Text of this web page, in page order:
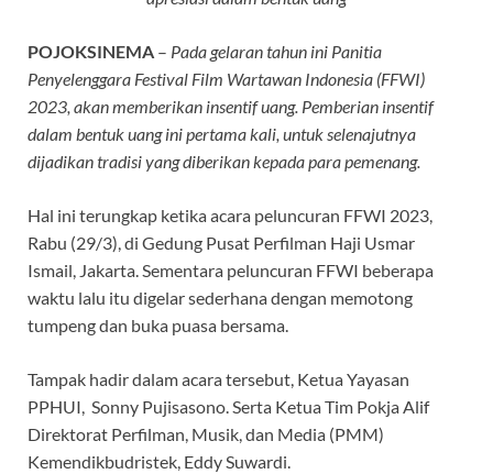
POJOKSINEMA – Pada gelaran tahun ini Panitia
Penyelenggara Festival Film Wartawan Indonesia (FFWI)
2023, akan memberikan insentif uang. Pemberian insentif
dalam bentuk uang ini pertama kali, untuk selenajutnya
dijadikan tradisi yang diberikan kepada para pemenang.
Hal ini terungkap ketika acara peluncuran FFWI 2023,
Rabu (29/3), di Gedung Pusat Perfilman Haji Usmar
Ismail, Jakarta. Sementara peluncuran FFWI beberapa
waktu lalu itu digelar sederhana dengan memotong
tumpeng dan buka puasa bersama.
Tampak hadir dalam acara tersebut, Ketua Yayasan
PPHUI, Sonny Pujisasono. Serta Ketua Tim Pokja Alif
Direktorat Perfilman, Musik, dan Media (PMM)
Kemendikbudristek, Eddy Suwardi.